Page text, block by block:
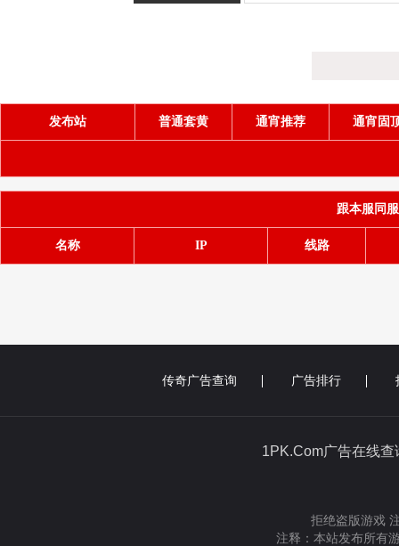
发布站 普通套黄 通宵推荐 通宵固
跟本服同
名称 IP 线路
传奇广告查询 广告排行
1PK.Com广告在
拒绝盗版游戏
注释：本站发布所有